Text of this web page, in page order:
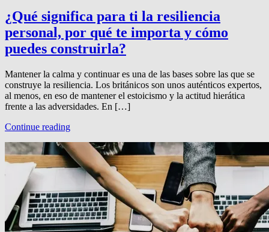
¿Qué significa para ti la resiliencia
personal, por qué te importa y cómo
puedes construirla?
Mantener la calma y continuar es una de las bases sobre las que se
construye la resiliencia. Los británicos son unos auténticos expertos,
al menos, en eso de mantener el estoicismo y la actitud hierática
frente a las adversidades. En […]
Continue reading